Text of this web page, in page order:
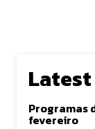
Latest
Programas
fevereiro